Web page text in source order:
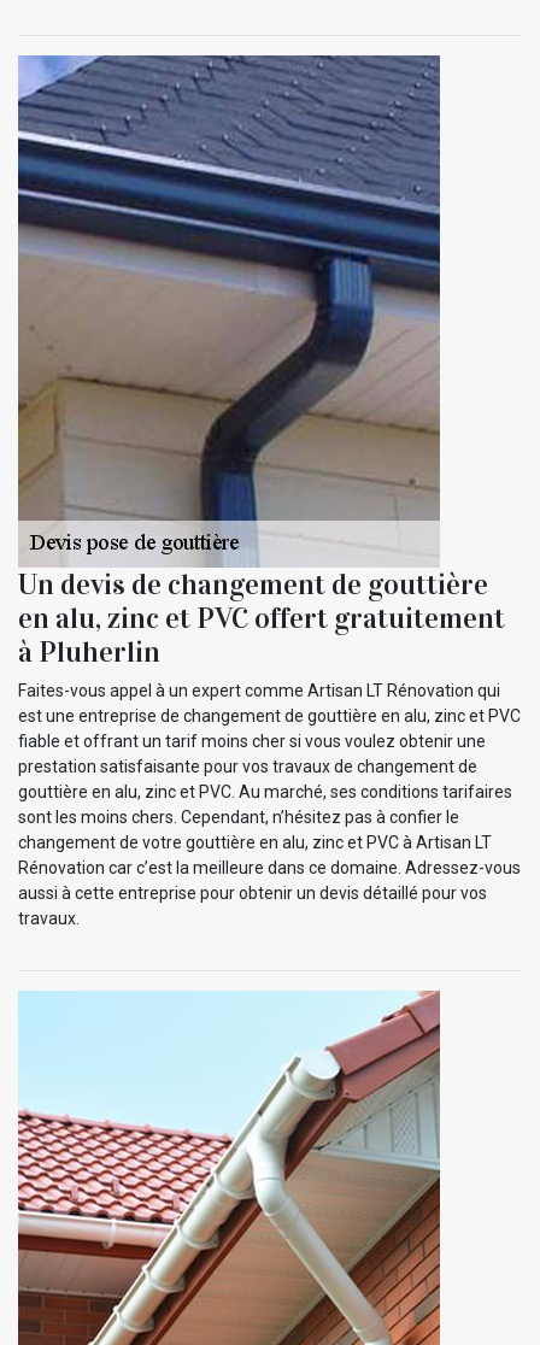
Un devis de changement de gouttière
en alu, zinc et PVC offert gratuitement
à Pluherlin
Faites-vous appel à un expert comme Artisan LT Rénovation qui
est une entreprise de changement de gouttière en alu, zinc et PVC
fiable et offrant un tarif moins cher si vous voulez obtenir une
prestation satisfaisante pour vos travaux de changement de
gouttière en alu, zinc et PVC. Au marché, ses conditions tarifaires
sont les moins chers. Cependant, n’hésitez pas à confier le
changement de votre gouttière en alu, zinc et PVC à Artisan LT
Rénovation car c’est la meilleure dans ce domaine. Adressez-vous
aussi à cette entreprise pour obtenir un devis détaillé pour vos
travaux.